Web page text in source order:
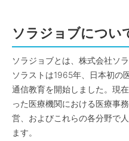
ソラジョブについ
ソラジョブとは、株式会社ソ
ソラストは1965年、日本初の
通信教育を開始しました。現
った医療機関における医療事
営、およびこれらの各分野で
ます。